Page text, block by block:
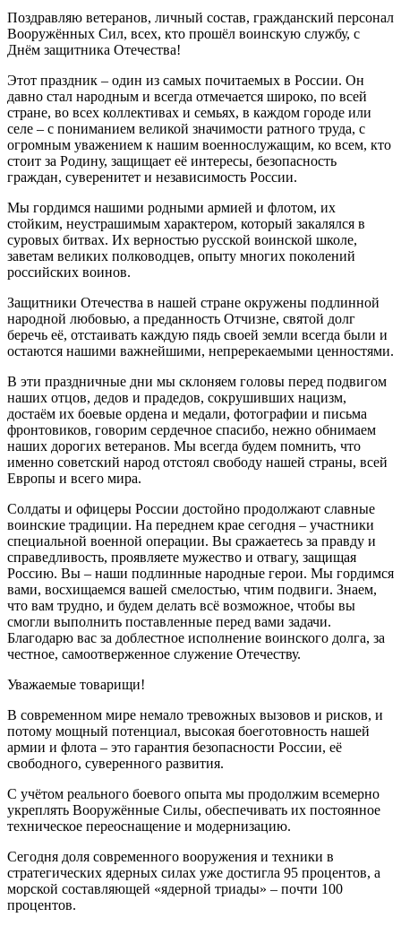
Поздравляю ветеранов, личный состав, гражданский персонал
Вооружённых Сил, всех, кто прошёл воинскую службу, с
Днём защитника Отечества!
Этот праздник – один из самых почитаемых в России. Он
давно стал народным и всегда отмечается широко, по всей
стране, во всех коллективах и семьях, в каждом городе или
селе – с пониманием великой значимости ратного труда, с
огромным уважением к нашим военнослужащим, ко всем, кто
стоит за Родину, защищает её интересы, безопасность
граждан, суверенитет и независимость России.
Мы гордимся нашими родными армией и флотом, их
стойким, неустрашимым характером, который закалялся в
суровых битвах. Их верностью русской воинской школе,
заветам великих полководцев, опыту многих поколений
российских воинов.
Защитники Отечества в нашей стране окружены подлинной
народной любовью, а преданность Отчизне, святой долг
беречь её, отстаивать каждую пядь своей земли всегда были и
остаются нашими важнейшими, непререкаемыми ценностями.
В эти праздничные дни мы склоняем головы перед подвигом
наших отцов, дедов и прадедов, сокрушивших нацизм,
достаём их боевые ордена и медали, фотографии и письма
фронтовиков, говорим сердечное спасибо, нежно обнимаем
наших дорогих ветеранов. Мы всегда будем помнить, что
именно советский народ отстоял свободу нашей страны, всей
Европы и всего мира.
Солдаты и офицеры России достойно продолжают славные
воинские традиции. На переднем крае сегодня – участники
специальной военной операции. Вы сражаетесь за правду и
справедливость, проявляете мужество и отвагу, защищая
Россию. Вы – наши подлинные народные герои. Мы гордимся
вами, восхищаемся вашей смелостью, чтим подвиги. Знаем,
что вам трудно, и будем делать всё возможное, чтобы вы
смогли выполнить поставленные перед вами задачи.
Благодарю вас за доблестное исполнение воинского долга, за
честное, самоотверженное служение Отечеству.
Уважаемые товарищи!
В современном мире немало тревожных вызовов и рисков, и
потому мощный потенциал, высокая боеготовность нашей
армии и флота – это гарантия безопасности России, её
свободного, суверенного развития.
С учётом реального боевого опыта мы продолжим всемерно
укреплять Вооружённые Силы, обеспечивать их постоянное
техническое переоснащение и модернизацию.
Сегодня доля современного вооружения и техники в
стратегических ядерных силах уже достигла 95 процентов, а
морской составляющей «ядерной триады» – почти 100
процентов.